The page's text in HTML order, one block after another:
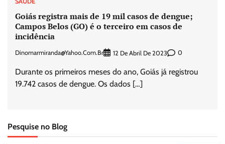
Goiás registra mais de 19 mil casos de dengue;
Campos Belos (GO) é o terceiro em casos de
incidência
Dinomarmiranda@yahoo.com.br 12 De Abril De 2023 0
Durante os primeiros meses do ano, Goiás já registrou
19.742 casos de dengue. Os dados […]
Pesquise no Blog